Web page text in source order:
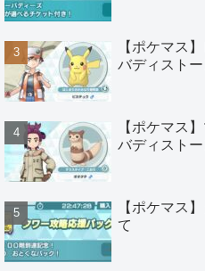
【ポケマス
バディスト
【ポケマス
バディスト
【ポケマス
て